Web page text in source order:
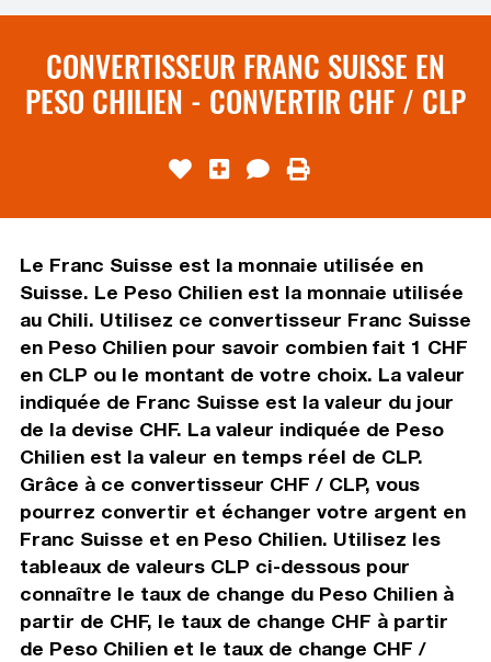
CONVERTISSEUR FRANC SUISSE EN
PESO CHILIEN - CONVERTIR CHF / CLP
Le Franc Suisse est la monnaie utilisée en
Suisse. Le Peso Chilien est la monnaie utilisée
au Chili. Utilisez ce convertisseur Franc Suisse
en Peso Chilien pour savoir combien fait 1 CHF
en CLP ou le montant de votre choix. La valeur
indiquée de Franc Suisse est la valeur du jour
de la devise CHF. La valeur indiquée de Peso
Chilien est la valeur en temps réel de CLP.
Grâce à ce convertisseur CHF / CLP, vous
pourrez convertir et échanger votre argent en
Franc Suisse et en Peso Chilien. Utilisez les
tableaux de valeurs CLP ci-dessous pour
connaître le taux de change du Peso Chilien à
partir de CHF, le taux de change CHF à partir
de Peso Chilien et le taux de change CHF /